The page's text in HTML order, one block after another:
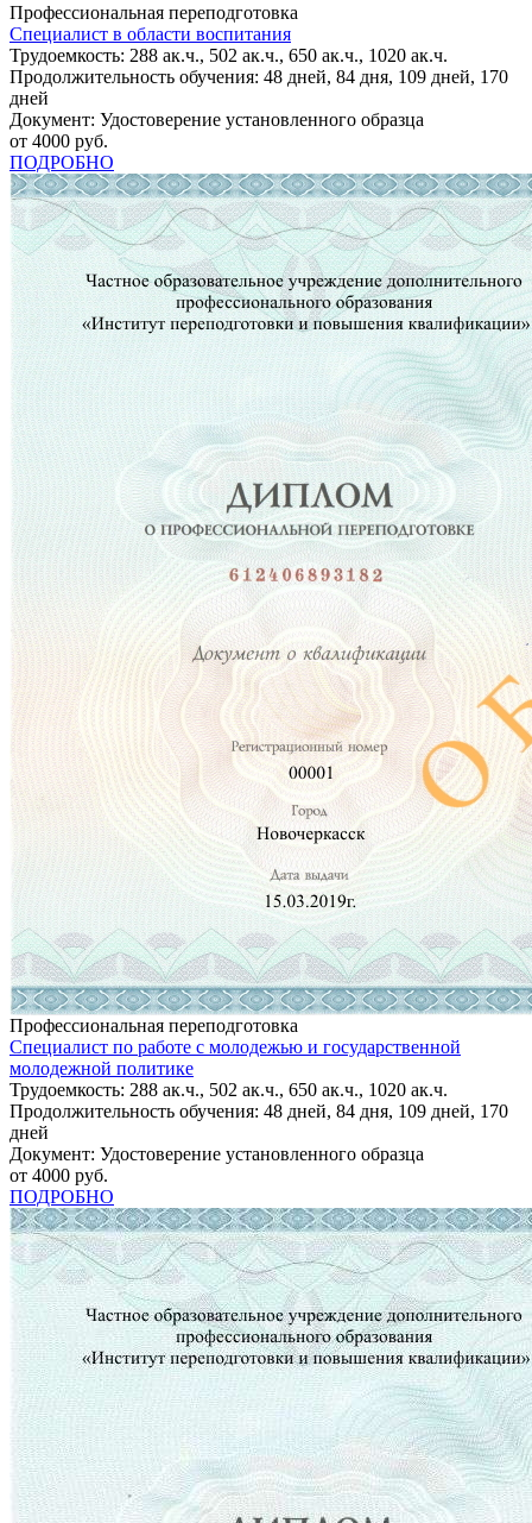
Профессиональная переподготовка
Специалист в области воспитания
Трудоемкость: 288 ак.ч., 502 ак.ч., 650 ак.ч., 1020 ак.ч.
Продолжительность обучения: 48 дней, 84 дня, 109 дней, 170
дней
Документ: Удостоверение установленного образца
от 4000 руб.
ПОДРОБНО
Профессиональная переподготовка
Специалист по работе с молодежью и государственной
молодежной политике
Трудоемкость: 288 ак.ч., 502 ак.ч., 650 ак.ч., 1020 ак.ч.
Продолжительность обучения: 48 дней, 84 дня, 109 дней, 170
дней
Документ: Удостоверение установленного образца
от 4000 руб.
ПОДРОБНО